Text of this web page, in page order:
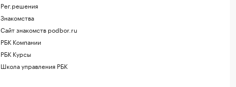
Рег.решения
Знакомства
Сайт знакомств podbor.ru
РБК Компании
РБК Курсы
Школа управления РБК